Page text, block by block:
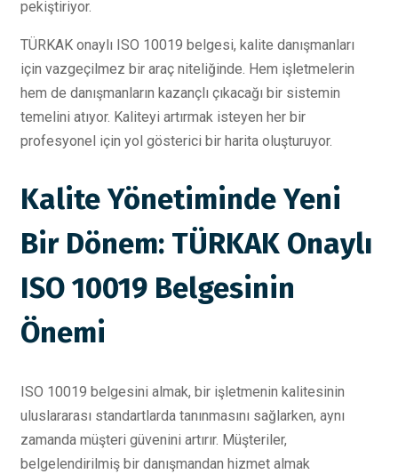
pekiştiriyor.
TÜRKAK onaylı ISO 10019 belgesi, kalite danışmanları
için vazgeçilmez bir araç niteliğinde. Hem işletmelerin
hem de danışmanların kazançlı çıkacağı bir sistemin
temelini atıyor. Kaliteyi artırmak isteyen her bir
profesyonel için yol gösterici bir harita oluşturuyor.
Kalite Yönetiminde Yeni
Bir Dönem: TÜRKAK Onaylı
ISO 10019 Belgesinin
Önemi
ISO 10019 belgesini almak, bir işletmenin kalitesinin
uluslararası standartlarda tanınmasını sağlarken, aynı
zamanda müşteri güvenini artırır. Müşteriler,
belgelendirilmiş bir danışmandan hizmet almak